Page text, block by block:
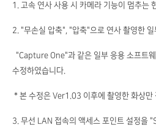
1. 고속 연사 사용 시 카메라 기능이 멈추는
2. "무손실 압축", "압축"으로 연사 촬영한 일
"Capture One"과 같은 일부 응용 소프트
수정하였습니다.
* 본 수정은 Ver1.03 이후에 촬영한 화상만
3. 무선 LAN 접속의 액세스 포인트 설정을